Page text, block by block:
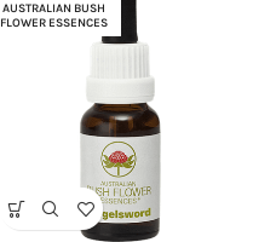
AUSTRALIAN BUSH
FLOWER ESSENCES